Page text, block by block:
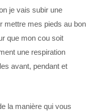
je vais subir une
mettre mes pieds au bon
que mon cou soit
une respiration
avant, pendant et
la manière qui vous